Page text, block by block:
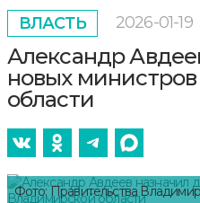
ВЛАСТЬ 2026-01-19
Александр
новых
области
Фото: Правительства